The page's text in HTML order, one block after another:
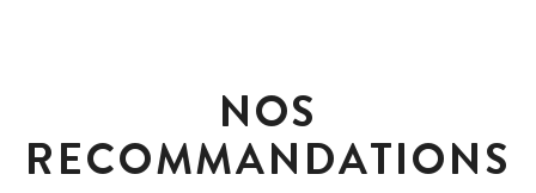
NOS
RECOMMANDATIONS